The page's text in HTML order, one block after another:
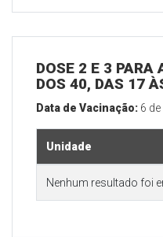
DOSE 2 E 3 PARA
DOS 40, DAS 17
Data de Vacinação: 6
Unidade
Nenhum resultado foi